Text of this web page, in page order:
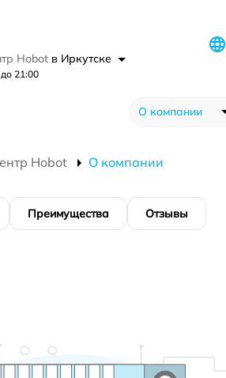
Hobot в Иркутске
21:00
О компании
Hobot О компании
Преимущества Отзывы